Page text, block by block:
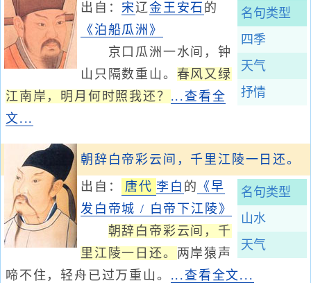
名句类型
四季
天气
抒情
出自：宋辽金王安石 的
《泊船瓜洲》
京口瓜洲一水间，钟
山只隔数重山。 春风又绿
江南岸，明月何时照我还？ ...查看全
文...
朝辞白帝彩云间，千里江陵一日还。
名句类型
山水
天气
出自： 唐代 李白 的 《早
发白帝城 / 白帝下江陵》
朝辞白帝彩云间，千
里江陵一日还。 两岸猿声
啼不住，轻舟已过万重山。 ...查看全文...